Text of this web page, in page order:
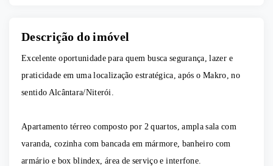
Descrição do imóvel
Excelente oportunidade para quem busca segurança, lazer e
praticidade em uma localização estratégica, após o Makro, no
sentido Alcântara/Niterói.
Apartamento térreo composto por 2 quartos, ampla sala com
varanda, cozinha com bancada em mármore, banheiro com
armário e box blindex, área de serviço e interfone.